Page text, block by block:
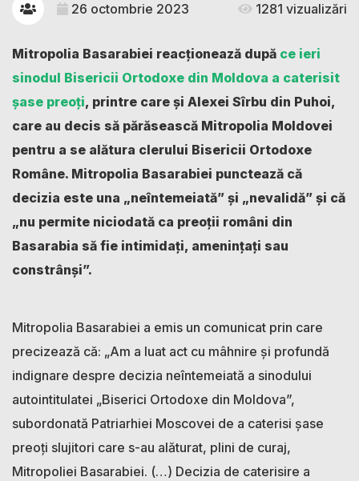
26 octombrie 2023 1281 vizualizări
Mitropolia Basarabiei reacționează după ce ieri
sinodul Bisericii Ortodoxe din Moldova a caterisit
șase preoți, printre care și Alexei Sîrbu din Puhoi,
care au decis să părăsească Mitropolia Moldovei
pentru a se alătura clerului Bisericii Ortodoxe
Române. Mitropolia Basarabiei punctează că
decizia este una „neîntemeiată” și „nevalidă” și că
„nu permite niciodată ca preoții români din
Basarabia să fie intimidați, amenințați sau
constrânși”.
Mitropolia Basarabiei a emis un comunicat prin care
precizează că: „Am a luat act cu mâhnire și profundă
indignare despre decizia neîntemeiată a sinodului
autointitulatei „Biserici Ortodoxe din Moldova”,
subordonată Patriarhiei Moscovei de a caterisi șase
preoți slujitori care s-au alăturat, plini de curaj,
Mitropoliei Basarabiei. (…) Decizia de caterisire a